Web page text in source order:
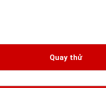
Quay thử